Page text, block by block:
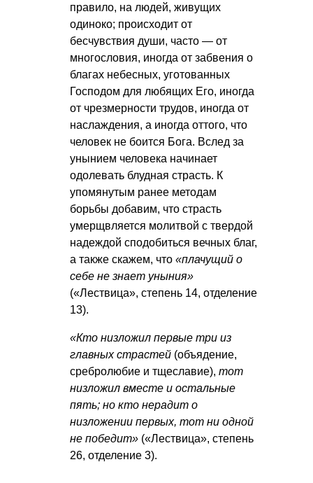
правило, на людей, живущих
одиноко; происходит от
бесчувствия души, часто — от
многословия, иногда от забвения о
благах небесных, уготованных
Господом для любящих Его, иногда
от чрезмерности трудов, иногда от
наслаждения, а иногда оттого, что
человек не боится Бога. Вслед за
унынием человека начинает
одолевать блудная страсть. К
упомянутым ранее методам
борьбы добавим, что страсть
умерщвляется молитвой с твердой
надеждой сподобиться вечных благ,
а также скажем, что «плачущий о
себе не знает уныния»
(«Лествица», степень 14, отделение
13).
«Кто низложил первые три из
главных страстей (объядение,
сребролюбие и тщеславие), тот
низложил вместе и остальные
пять; но кто нерадит о
низложении первых, тот ни одной
не победит» («Лествица», степень
26, отделение 3).